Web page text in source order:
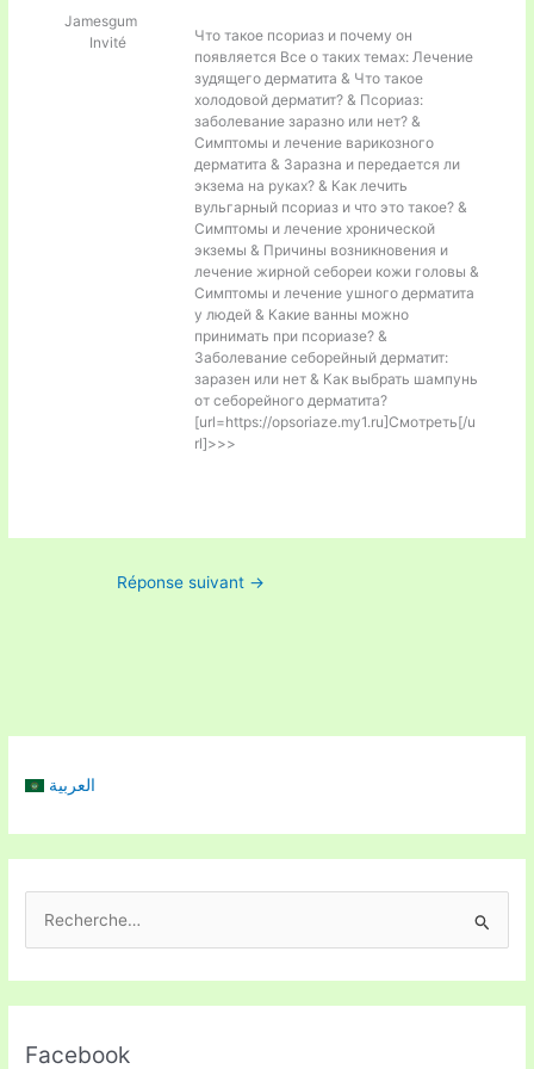
Jamesgum
Invité
Что такое псориаз и почему он
появляется Все о таких темах: Лечение
зудящего дерматита & Что такое
холодовой дерматит? & Псориаз:
заболевание заразно или нет? &
Симптомы и лечение варикозного
дерматита & Заразна и передается ли
экзема на руках? & Как лечить
вульгарный псориаз и что это такое? &
Симптомы и лечение хронической
экземы & Причины возникновения и
лечение жирной себореи кожи головы &
Симптомы и лечение ушного дерматита
у людей & Какие ванны можно
принимать при псориазе? &
Заболевание себорейный дерматит:
заразен или нет & Как выбрать шампунь
от себорейного дерматита?
[url=https://opsoriaze.my1.ru]Смотреть[/u
rl]>>>
Réponse suivant →
العربية
e
Facebook